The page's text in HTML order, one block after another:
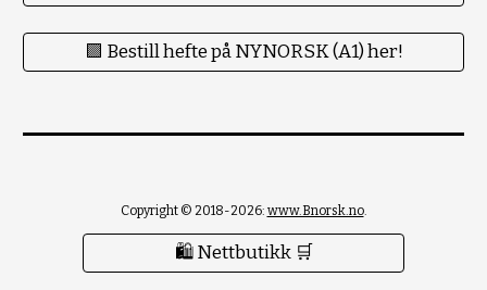
🟪 Bestill hefte på NYNORSK (A1) her!
Copyright © 2018-2026: www.Bnorsk.no.
🛍 Nettbutikk 🛒